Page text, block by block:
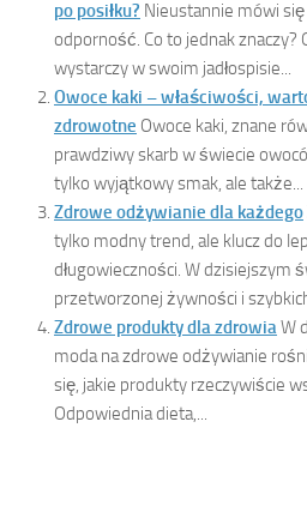
po posiłku? Nieustannie mówi
odporność. Co to jednak znaczy?
wystarczy w swoim jadłospisie...
Owoce kaki – właściwości,
zdrowotne Owoce kaki, znane
prawdziwy skarb w świecie
tylko wyjątkowy smak, ale także...
Zdrowe odżywianie dla każdego
tylko modny trend, ale klucz do
długowieczności. W dzisiejszym
przetworzonej żywności i
Zdrowe produkty dla zdrowiaW
moda na zdrowe odżywianie
się, jakie produkty rzeczywiście
Odpowiednia dieta,...